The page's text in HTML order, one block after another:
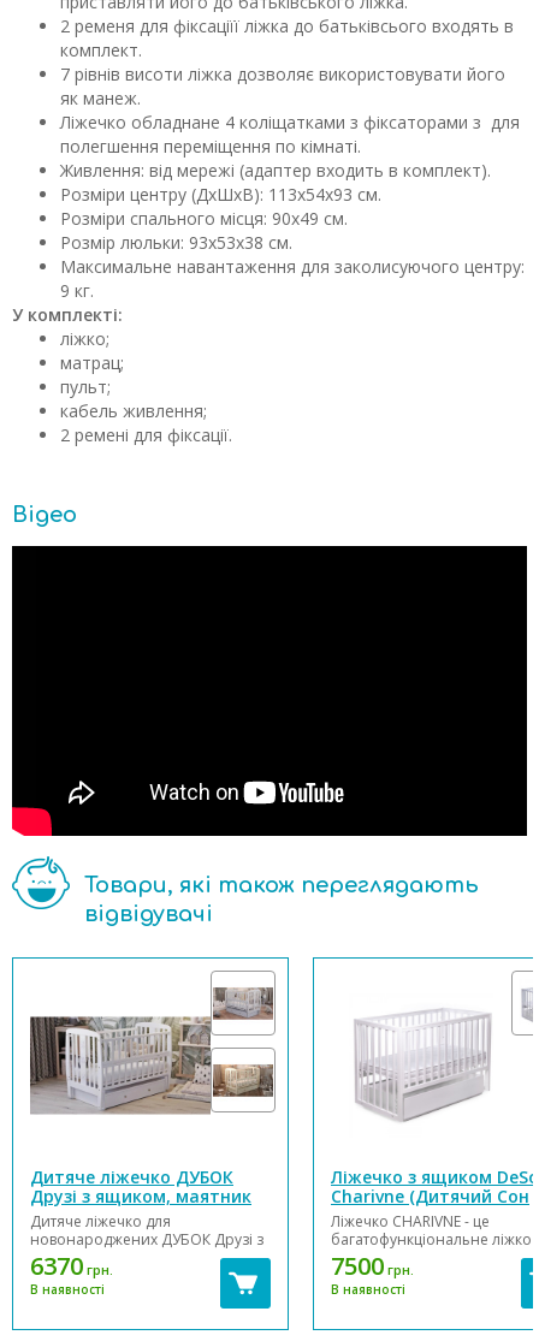
2 ременя для фіксаціїї ліжка до батьківсього входять в
комплект.
7 рівнів висоти ліжка дозволяє використовувати його
як манеж.
Ліжечко обладнане 4 коліщатками з фіксаторами з для
полегшення переміщення по кімнаті.
Живлення: від мережі (адаптер входить в комплект).
Розміри центру (ДхШхВ): 113х54х93 см.
Розміри спального місця: 90х49 см.
Розмір люльки: 93х53х38 см.
Максимальне навантаження для заколисуючого центру:
9 кг.
У комплекті:
ліжко;
матрац;
пульт;
кабель живлення;
2 ремені для фіксації.
Відео
Товари, які також переглядають
відвідувачі
Дитяче ліжечко ДУБОК
Друзі з ящиком, маятник
відкидною боковиною
Дитяче ліжечко для
новонароджених ДУБОК Друзі з
ящиком, маятник відкидною
боковиною бук підходить дітям
від народження. Особливості:
Випускається у кількох кольорах.
Для фарбування
6370 грн.
В наявності
Ліжечко з ящиком
Charivne (Дитячий Сон
Чарівне)
Ліжечко CHARIVNE - це
багатофункціональне ліжко
скандинавському стилі. Такі
ліжка поза часом – вони
актуальні завжди. Чарівне
ліжечко CHARIVNE- це
затишок, простота ліній та
7500 грн.
В наявності